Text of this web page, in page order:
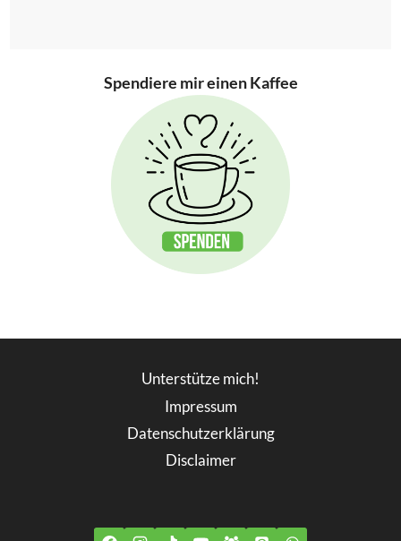
Spendiere mir einen Kaffee
Unterstütze mich!
Impressum
Datenschutzerklärung
Disclaimer